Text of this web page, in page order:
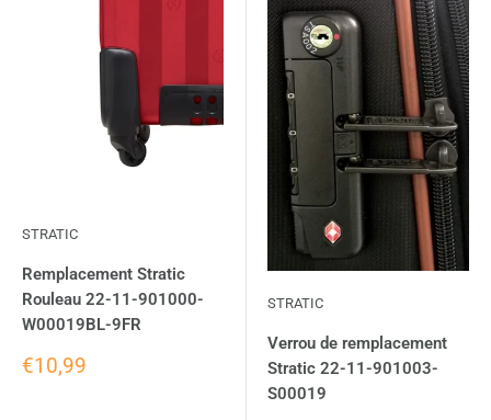
STRATIC
Remplacement Stratic
Rouleau 22-11-901000-
W00019BL-9FR
€10,99
STRATIC
Verrou de remplacement
Stratic 22-11-901003-
S00019